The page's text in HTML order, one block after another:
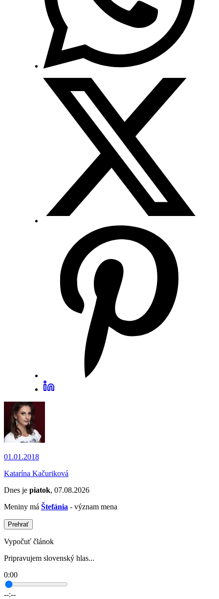
01.01.2018
Katarína Kačuriková
Dnes je piatok, 07.08.2026
Meniny má Štefánia - význam mena
Prehrať
Vypočuť článok
Pripravujem slovenský hlas...
0:00
--:--